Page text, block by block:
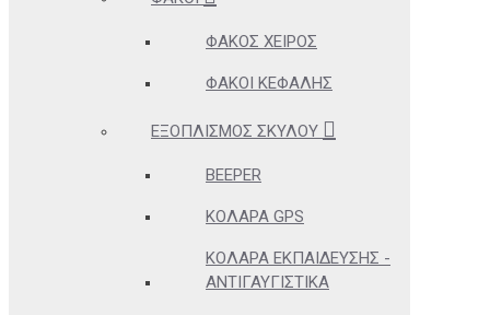
ΦΑΚΌΣ ΧΕΙΡΌΣ
ΦΑΚΟΊ ΚΕΦΑΛΉΣ
ΕΞΟΠΛΙΣΜΌΣ ΣΚΎΛΟΥ
BEEPER
ΚΟΛΆΡΑ GPS
ΚΟΛΆΡΑ ΕΚΠΑΊΔΕΥΣΗΣ -
ΑΝΤΙΓΑΥΓΙΣΤΙΚΆ